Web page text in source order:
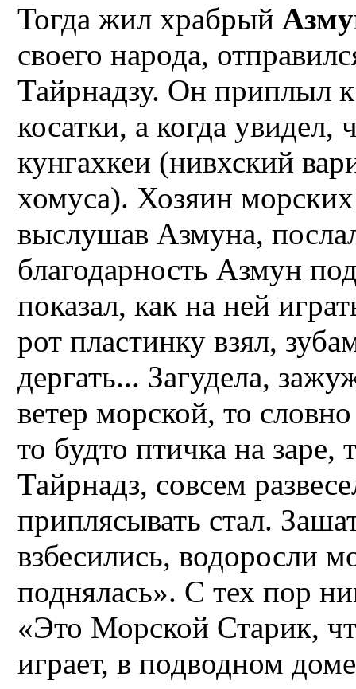
Тогда жил храбрый
своего народа,
Тайрнадзу. Он приплыл
косатки, а когда увидел,
кунгахкеи (нивхский
хомуса). Хозяин
выслушав Азмуна,
благодарность Азмун
показал, как на ней
рот пластинку взял,
дергать... Загудела,
ветер морской, то
то будто птичка на заре,
Тайрнадз, совсем
приплясывать стал.
взбесились, водоросли
поднялась». С тех пор
«Это Морской Старик,
играет, в подводном